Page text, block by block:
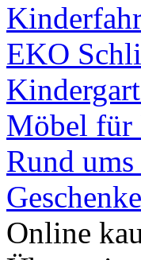
EKO
Möbel für
Rund ums
Online